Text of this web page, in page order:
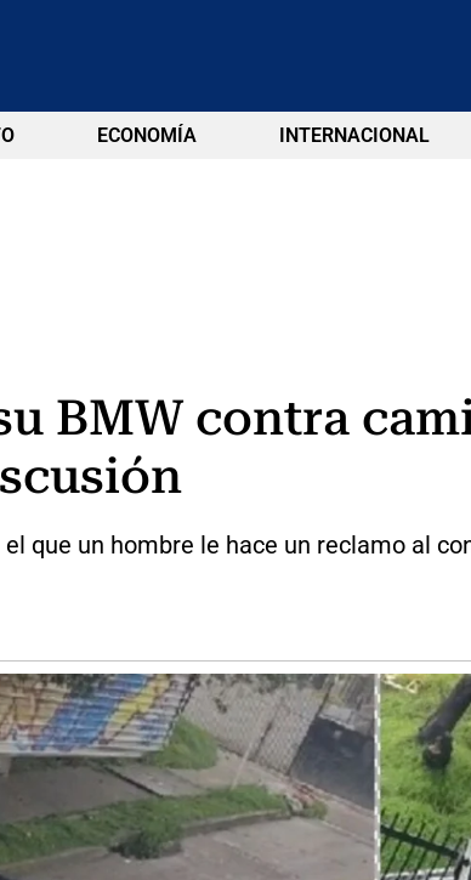
ECONOMÍA INTERNACIONAL
BMW contra
que un hombre le hace un reclamo al